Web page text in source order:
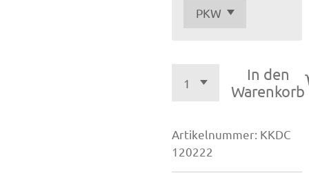
In den
Warenkorb
Artikelnummer: KKDC
120222